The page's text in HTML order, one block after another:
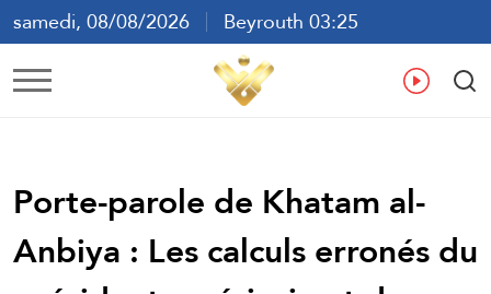
samedi, 08/08/2026
Beyrouth 03:25
ع
Porte-parole de Khatam al-
Anbiya : Les calculs erronés du